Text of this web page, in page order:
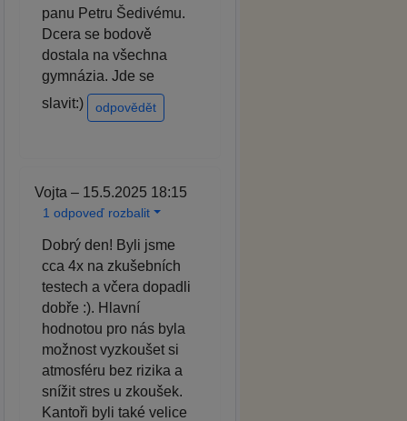
panu Petru Šedivému.
Dcera se bodově
dostala na všechna
gymnázia. Jde se
slavit:)
odpovědět
Vojta – 15.5.2025 18:15
1 odpoveď rozbalit
Dobrý den! Byli jsme
cca 4x na zkušebních
testech a včera dopadli
dobře :). Hlavní
hodnotou pro nás byla
možnost vyzkoušet si
atmosféru bez rizika a
snížit stres u zkoušek.
Kantoři byli také velice